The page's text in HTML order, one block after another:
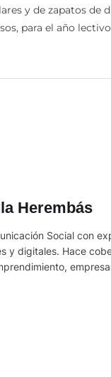
y de zapatos de
para el año
Herembás
Social con
y digitales. Hace